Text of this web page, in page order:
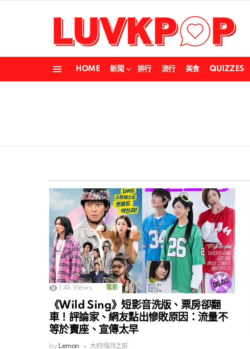
HOME 新聞 排行 流行 美食 QUIZZES
1.4k Views 電影
《Wild Sing》短影音洗版、票房卻翻
車！評論家、網友點出慘敗原因：流量不
等於賣座、宣傳太早
by Lemon 大約1個月之前